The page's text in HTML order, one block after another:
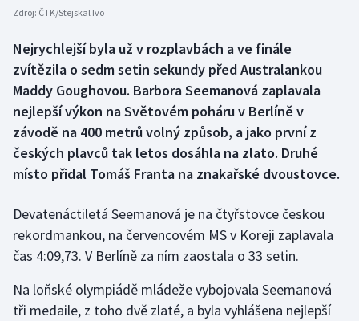
Box
Curling
Dostihy
Florbal
Golf
Gymnastika
Zdroj: ČTK/Stejskal Ivo
Nejrychlejší byla už v rozplavbách a ve finále
zvítězila o sedm setin sekundy před Australankou
Maddy Goughovou. Barbora Seemanová zaplavala
nejlepší výkon na Světovém poháru v Berlíně v
závodě na 400 metrů volný způsob, a jako první z
českých plavců tak letos dosáhla na zlato. Druhé
místo přidal Tomáš Franta na znakařské dvoustovce.
Devatenáctiletá Seemanová je na čtyřstovce českou
rekordmankou, na červencovém MS v Koreji zaplavala
čas 4:09,73. V Berlíně za ním zaostala o 33 setin.
Na loňské olympiádě mládeže vybojovala Seemanová
tři medaile, z toho dvě zlaté, a byla vyhlášena nejlepší